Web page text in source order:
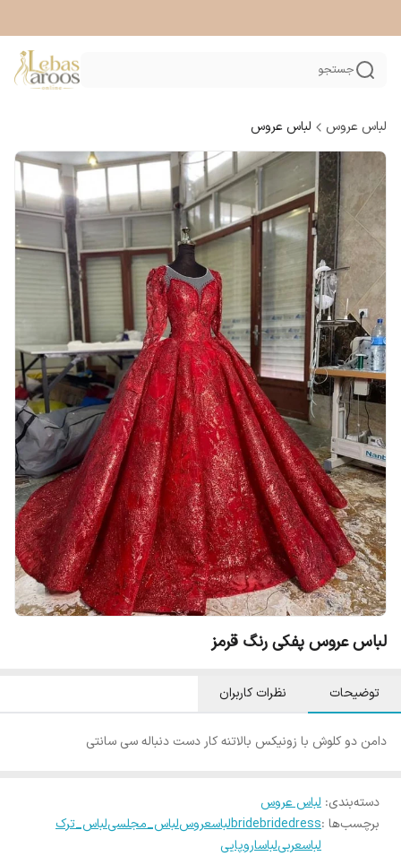
جستجو
لباس عروس لباس عروس
لباس عروس پفکی رنگ قرمز
توضیحات نظرات کاربران
دامن دو کلوش با زونیکس بالاتنه کار دست دنباله سی سانتی
دسته‌بندی: لباس عروس
برچسب‌ها :bridedress
brideلباسعروسلباس_مجلسیلباس_ترک
لباسعربیلباساروپایی